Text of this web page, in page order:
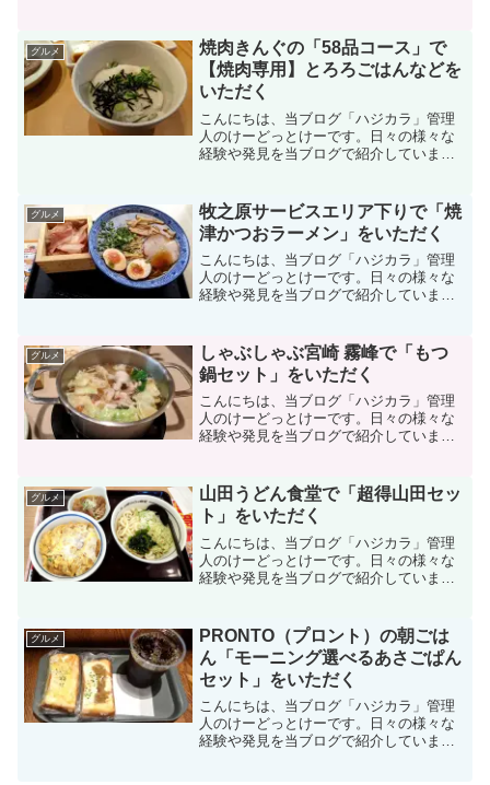
いものを食べるのも好きなので、気にな
るお店に行ったりテイクアウ...
グルメ
焼肉きんぐの「58品コース」で
【焼肉専用】とろろごはんなどを
いただく
こんにちは、当ブログ「ハジカラ」管理
人のけーどっとけーです。日々の様々な
経験や発見を当ブログで紹介していま
いものを食べるのも好きなので、気にな
るお店に行ったりテイクアウ...
グルメ
牧之原サービスエリア下りで「焼
津かつおラーメン」をいただく
こんにちは、当ブログ「ハジカラ」管理
人のけーどっとけーです。日々の様々な
経験や発見を当ブログで紹介していま
いものを食べるのも好きなので、気にな
るお店に行ったりテイクアウ...
グルメ
しゃぶしゃぶ宮崎 霧峰で「もつ
鍋セット」をいただく
こんにちは、当ブログ「ハジカラ」管理
人のけーどっとけーです。日々の様々な
経験や発見を当ブログで紹介していま
いものを食べるのも好きなので、気にな
るお店に行ったりテイクアウ...
グルメ
山田うどん食堂で「超得山田セッ
ト」をいただく
こんにちは、当ブログ「ハジカラ」管理
人のけーどっとけーです。日々の様々な
経験や発見を当ブログで紹介していま
は、埼玉中心にチェーン展開しているお
店「山田うどん食堂」で食事し...
グルメ
PRONTO（プロント）の朝ごは
ん「モーニング選べるあさごぱん
セット」をいただく
こんにちは、当ブログ「ハジカラ」管理
人のけーどっとけーです。日々の様々な
経験や発見を当ブログで紹介していま